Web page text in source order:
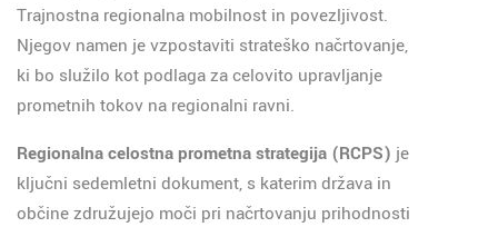
Trajnostna regionalna mobilnost in povezljivost.
Njegov namen je vzpostaviti strateško načrtovanje,
ki bo služilo kot podlaga za celovito upravljanje
prometnih tokov na regionalni ravni.
Regionalna celostna prometna strategija (RCPS) je
ključni sedemletni dokument, s katerim država in
občine združujejo moči pri načrtovanju prihodnosti